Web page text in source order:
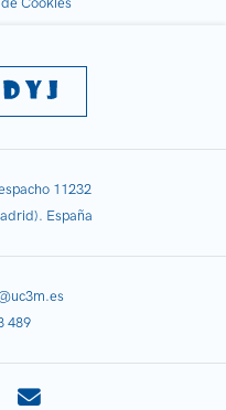
11232
España
489